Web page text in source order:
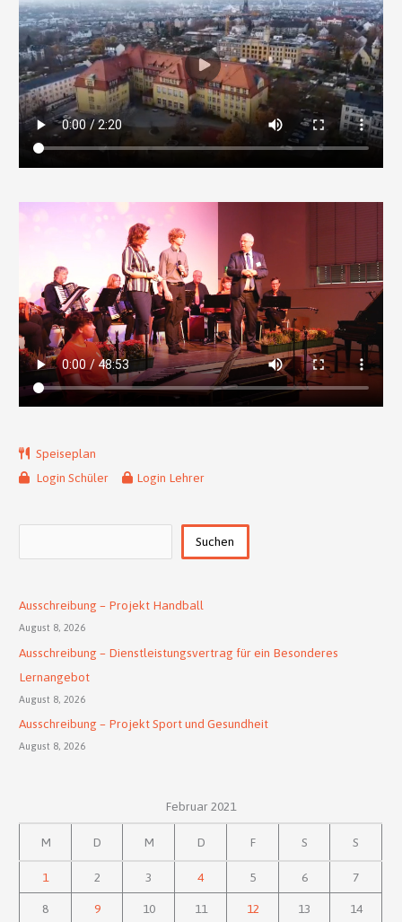
Speiseplan
Login Schüler
Login Lehrer
Suchen
Ausschreibung – Projekt Handball
August 8, 2026
Ausschreibung – Dienstleistungsvertrag für ein Besonderes
Lernangebot
August 8, 2026
Ausschreibung – Projekt Sport und Gesundheit
August 8, 2026
Februar 2021
M D M D F S S
1 2 3 4 5 6 7
8 9 10 11 12 13 14